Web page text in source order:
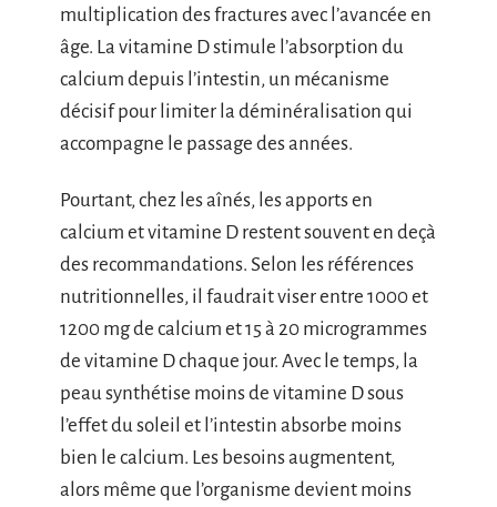
multiplication des fractures avec l’avancée en
âge. La vitamine D stimule l’absorption du
calcium depuis l’intestin, un mécanisme
décisif pour limiter la déminéralisation qui
accompagne le passage des années.
Pourtant, chez les aînés, les apports en
calcium et vitamine D restent souvent en deçà
des recommandations. Selon les références
nutritionnelles, il faudrait viser entre 1000 et
1200 mg de calcium et 15 à 20 microgrammes
de vitamine D chaque jour. Avec le temps, la
peau synthétise moins de vitamine D sous
l’effet du soleil et l’intestin absorbe moins
bien le calcium. Les besoins augmentent,
alors même que l’organisme devient moins